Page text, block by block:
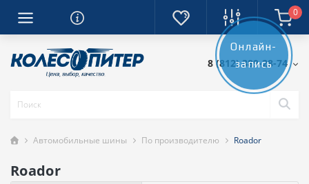
0
8 (812) 389-28-74
Автомобильные шины По производителю Roador
Roador
Онлайн-
запись